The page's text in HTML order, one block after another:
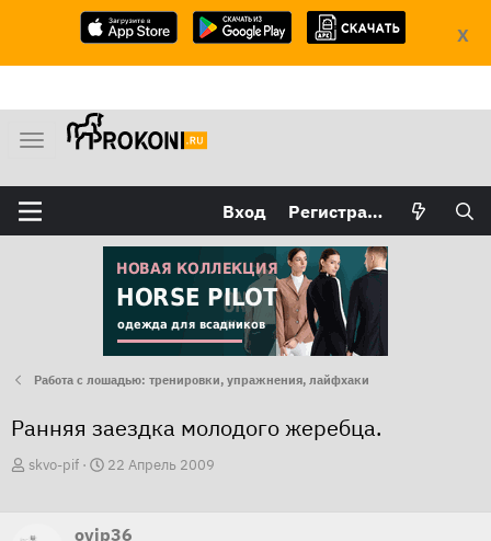
X
М
н
ю
Вход Регистрация
Работа с лошадью: тренировки, упражнения, лайфхаки
Ранняя заездка молодого жеребца.
А
skvo-pif
Д
22 Апрель 2009
ovip36